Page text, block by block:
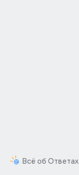
Всё об Ответах